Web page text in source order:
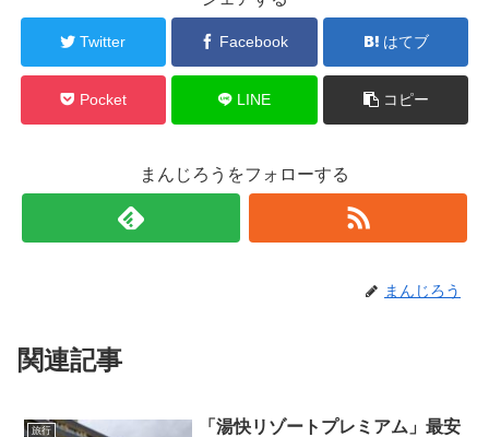
Twitter Facebook はてブ
Pocket LINE コピー
まんじろうをフォローする
まんじろう
関連記事
旅行
「湯快リゾートプレミアム」最安